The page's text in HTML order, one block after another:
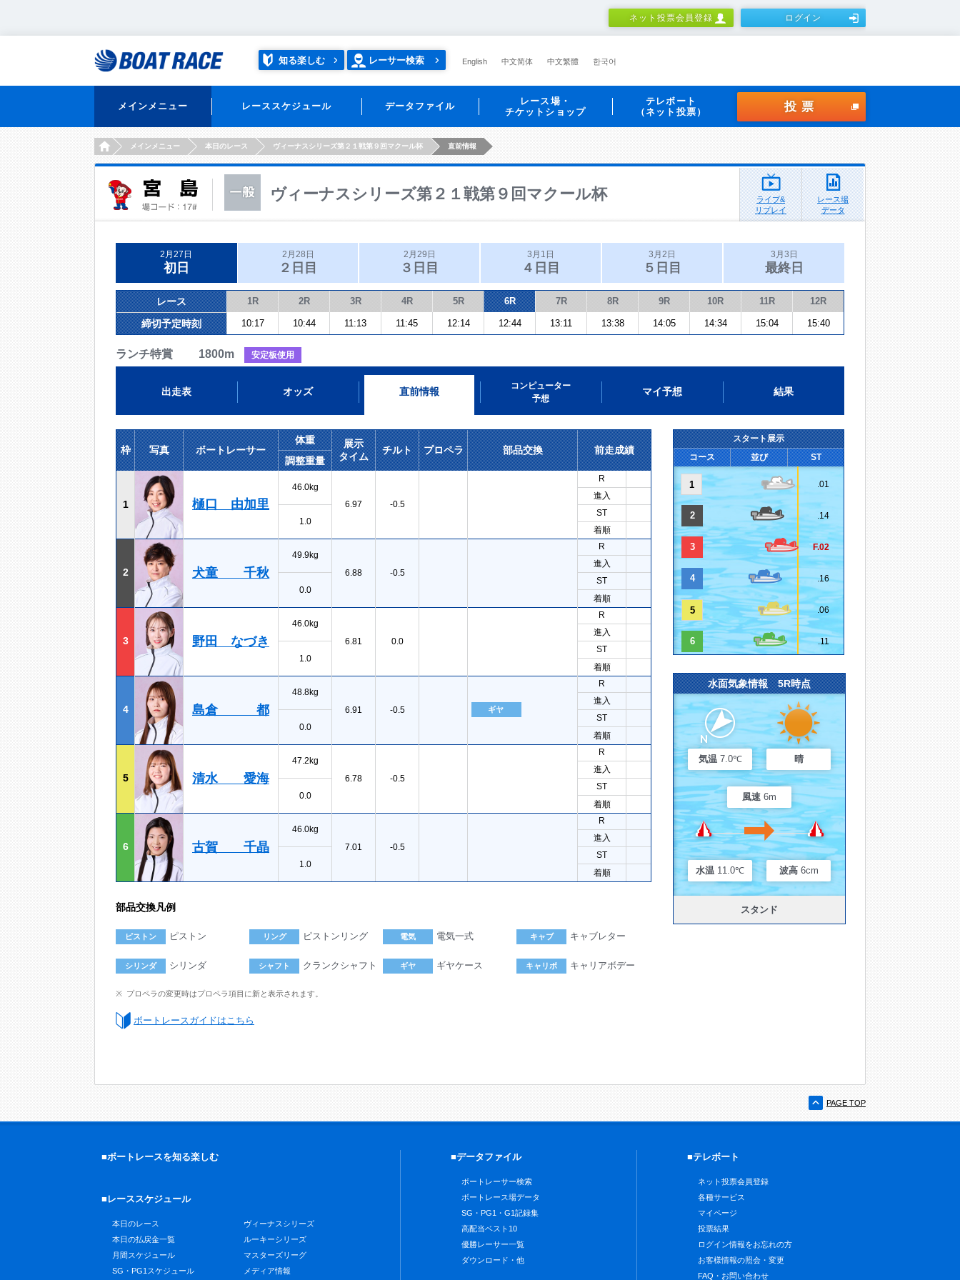
ネット投票会員登録 ログイン
知る楽しむ レーサー検索 English 中文简体 中文繁體 한국어
メインメニュー レーススケジュール データファイル
レース場・
チケットショップ
テレボート
（ネット投票）
投票
HOMEメインメニュー 本日のレース ヴィーナスシリーズ第２１戦第９回マクール杯 直前情報
ヴィーナスシリーズ第２１戦第９回マクール杯
ライブ&
リプレイ
レース場
データ
2月27日
初日
2月28日
２日目
2月29日
３日目
3月1日
４日目
3月2日
５日目
3月3日
最終日
レース 1R 2R 3R 4R 5R 6R 7R 8R 9R 10R 11R 12R
締切予定時刻 10:17 10:44 11:13 11:45 12:14 12:44 13:11 13:38 14:05 14:34 15:04 15:40
ランチ特賞 1800m 安定板使用
出走表 オッズ 直前情報
コンピューター
予想
マイ予想 結果
枠 写真 ボートレーサー
体重
展示
タイム
チルト プロペラ 部品交換
前走成績
調整重量
1 樋口 由加里
46.0kg
6.97
-0.5
R
進入
1.0
ST
着順
2 犬童 千秋
49.9kg
6.88
-0.5
R
進入
0.0
ST
着順
3 野田 なづき
46.0kg
6.81
0.0
R
進入
1.0
ST
着順
4 島倉 都
48.8kg
6.91
-0.5 ギヤ
R
進入
0.0
ST
着順
5 清水 愛海
47.2kg
6.78
-0.5
R
進入
0.0
ST
着順
6 古賀 千晶
46.0kg
7.01
-0.5
R
進入
1.0
ST
着順
部品交換凡例
ピストン ピストン リング ピストンリング 電気 電気一式 キャブ キャブレター
シリンダ シリンダ シャフト クランクシャフト ギヤ ギヤケース キャリボ キャリアボデー
プロペラの変更時はプロペラ項目に新と表示されます。
ボートレースガイドはこちら
スタート展示
コース
並び ST
1 .01
2 .14
3 F.02
4 .16
5 .06
6 .11
水面気象情報 5R時点
気温 7.0℃ 晴
風速 6m
水温 11.0℃ 波高 6cm
スタンド
PAGE TOP
■ボートレースを知る楽しむ
■レーススケジュール
本日のレース
本日の払戻金一覧
月間スケジュール
SG・PG1スケジュール
ヴィーナスシリーズ
ルーキーシリーズ
マスターズリーグ
メディア情報
■データファイル
ボートレーサー検索
ボートレース場データ
SG・PG1・G1記録集
高配当ベスト10
優勝レーサー一覧
ダウンロード・他
■テレボート
ネット投票会員登録
各種サービス
マイページ
投票結果
ログイン情報をお忘れの方
お客様情報の照会・変更
FAQ・お問い合わせ